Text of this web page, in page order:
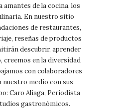
amantes de la cocina, los
En nuestro sitio
de restaurantes,
reseñas de productos
descubrir, aprender
creemos en la diversidad
con colaboradores
nuestro medio con sus
Caro Aliaga, Periodista
gastronómicos.